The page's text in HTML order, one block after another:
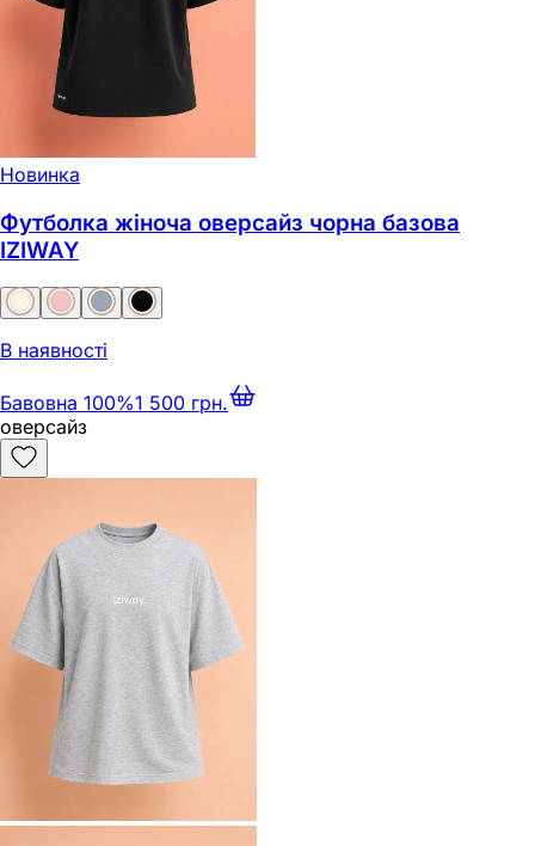
Новинка
Футболка жіноча оверсайз чорна базова
IZIWAY
В наявності
Бавовна 100%1 500 грн.
оверсайз